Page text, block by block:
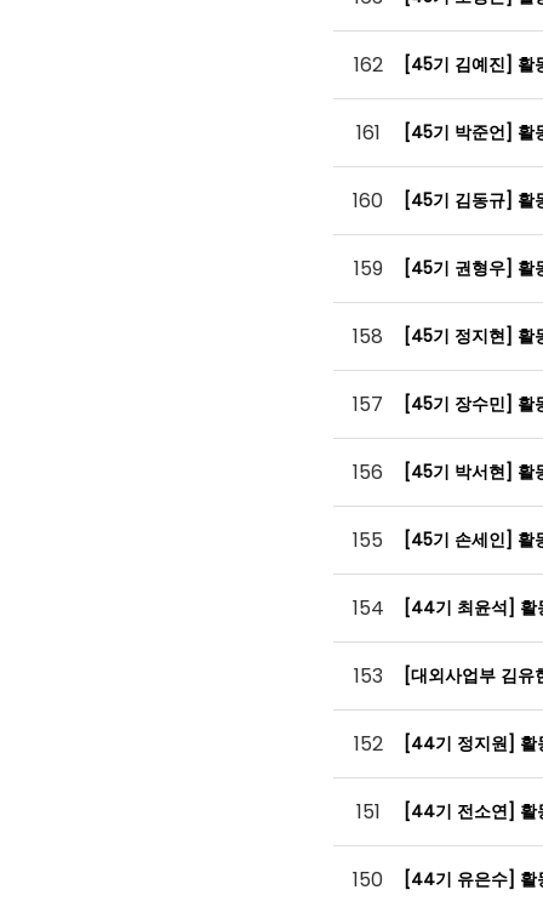
162 [45기 김예진] 활
161 [45기 박준언] 활
160 [45기 김동규] 활
159 [45기 권형우] 활
158 [45기 정지현] 활
157 [45기 장수민] 활
156 [45기 박서현] 활
155 [45기 손세인] 활
154 [44기 최윤석]
153 [대외사업부 김
152 [44기 정지원]
151 [44기 전소연]
150 [44기 유은수]